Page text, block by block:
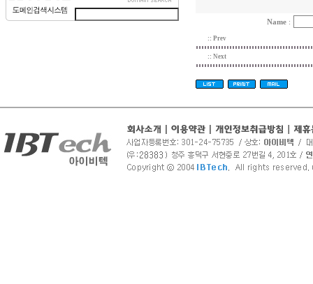
Name :
:: Prev
:: Next